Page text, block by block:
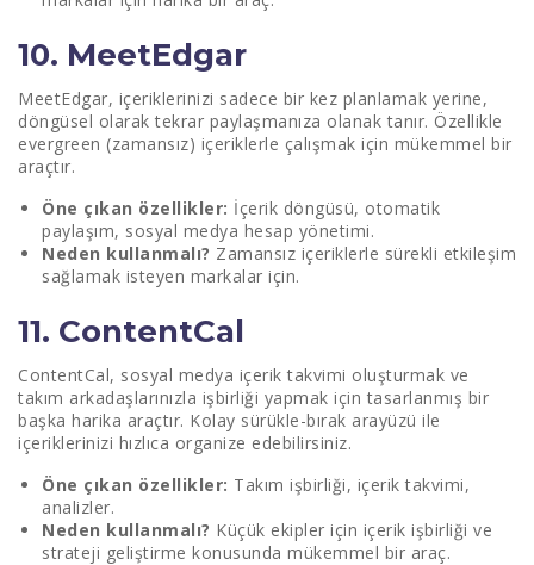
10. MeetEdgar
MeetEdgar, içeriklerinizi sadece bir kez planlamak yerine,
döngüsel olarak tekrar paylaşmanıza olanak tanır. Özellikle
evergreen (zamansız) içeriklerle çalışmak için mükemmel bir
araçtır.
Öne çıkan özellikler: İçerik döngüsü, otomatik
paylaşım, sosyal medya hesap yönetimi.
Neden kullanmalı? Zamansız içeriklerle sürekli etkileşim
sağlamak isteyen markalar için.
11. ContentCal
ContentCal, sosyal medya içerik takvimi oluşturmak ve
takım arkadaşlarınızla işbirliği yapmak için tasarlanmış bir
başka harika araçtır. Kolay sürükle-bırak arayüzü ile
içeriklerinizi hızlıca organize edebilirsiniz.
Öne çıkan özellikler: Takım işbirliği, içerik takvimi,
analizler.
Neden kullanmalı? Küçük ekipler için içerik işbirliği ve
strateji geliştirme konusunda mükemmel bir araç.